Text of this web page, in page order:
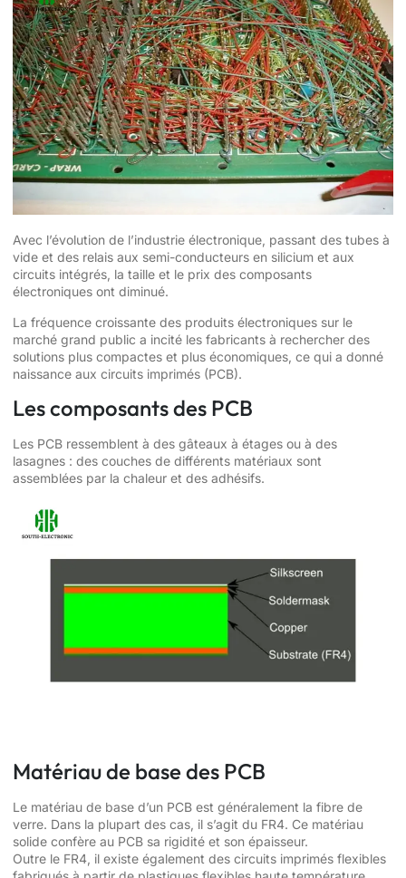
Avec l’évolution de l’industrie électronique, passant des tubes à
vide et des relais aux semi-conducteurs en silicium et aux
circuits intégrés, la taille et le prix des composants
électroniques ont diminué.
La fréquence croissante des produits électroniques sur le
marché grand public a incité les fabricants à rechercher des
solutions plus compactes et plus économiques, ce qui a donné
naissance aux circuits imprimés (PCB).
Les composants des PCB
Les PCB ressemblent à des gâteaux à étages ou à des
lasagnes : des couches de différents matériaux sont
assemblées par la chaleur et des adhésifs.
Matériau de base des PCB
Le matériau de base d’un PCB est généralement la fibre de
verre. Dans la plupart des cas, il s’agit du FR4. Ce matériau
solide confère au PCB sa rigidité et son épaisseur.
Outre le FR4, il existe également des circuits imprimés flexibles